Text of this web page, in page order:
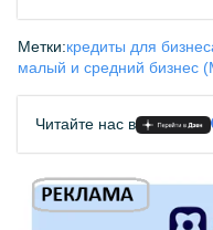
Метки:кредиты для
малый и средний бизнес
Читайте нас в